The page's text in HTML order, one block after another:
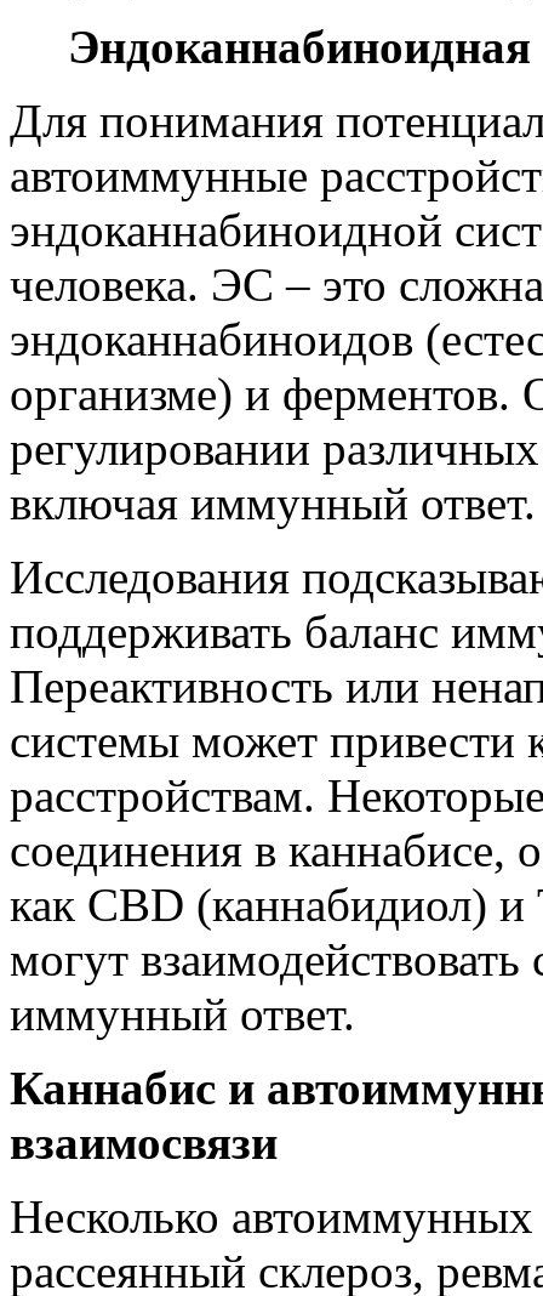
Для понимания
автоиммунные
эндоканнабиноидной
человека. ЭС – это
эндоканнабиноидов
организме) и ферментов.
регулировании
включая иммунный ответ.
Исследования
поддерживать баланс
Переактивность или
системы может
расстройствам.
соединения в каннабисе,
как CBD (каннабидиол) и
могут
иммунный ответ.
Каннабис и
взаимосвязи
Несколько автоиммунных
рассеянный склероз,